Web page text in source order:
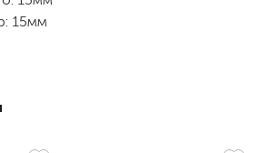
15мм